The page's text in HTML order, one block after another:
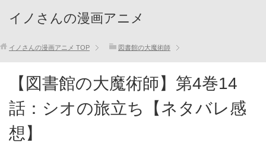
イノさんの漫画アニメ
イノさんの漫画アニメ TOP 図書館の大魔術師
【図書館の大魔術師】第4巻14
話：シオの旅立ち【ネタバレ感
想】